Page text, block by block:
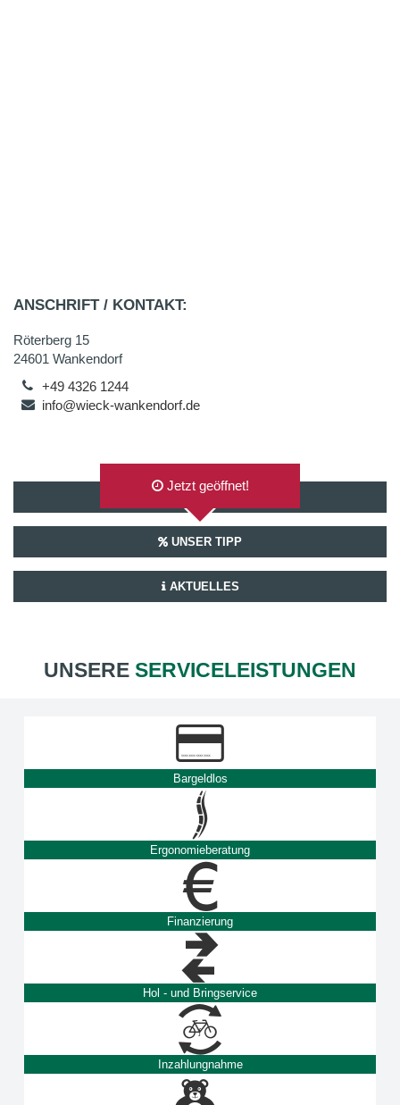
ANSCHRIFT / KONTAKT:
Röterberg 15
24601 Wankendorf
+49 4326 1244
info@wieck-wankendorf.de
AUF GOOGLEMAPS ANZEIGEN
Jetzt geöffnet!
UNSER TIPP
AKTUELLES
UNSERE SERVICELEISTUNGEN
Bargeldlos
Ergonomieberatung
Finanzierung
Hol - und Bringservice
Inzahlungnahme